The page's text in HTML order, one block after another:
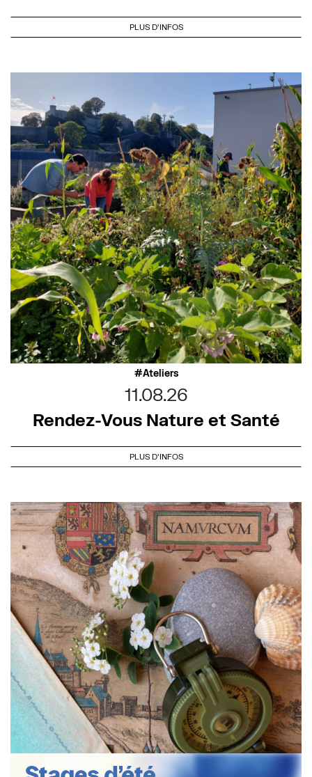
PLUS D'INFOS
Ateliers
11.08.26
Rendez-Vous Nature et Santé
PLUS D'INFOS